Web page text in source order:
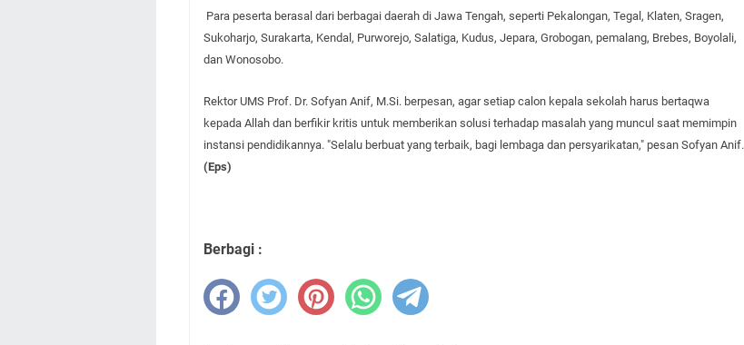
Para peserta berasal dari berbagai daerah di Jawa Tengah, seperti Pekalongan, Tegal, Klaten, Sragen,
Sukoharjo, Surakarta, Kendal, Purworejo, Salatiga, Kudus, Jepara, Grobogan, pemalang, Brebes, Boyolali,
dan Wonosobo.
Rektor UMS Prof. Dr. Sofyan Anif, M.Si. berpesan, agar setiap calon kepala sekolah harus bertaqwa
kepada Allah dan berfikir kritis untuk memberikan solusi terhadap masalah yang muncul saat memimpin
instansi pendidikannya. "Selalu berbuat yang terbaik, bagi lembaga dan persyarikatan," pesan Sofyan Anif.
(Eps)
Berbagi :